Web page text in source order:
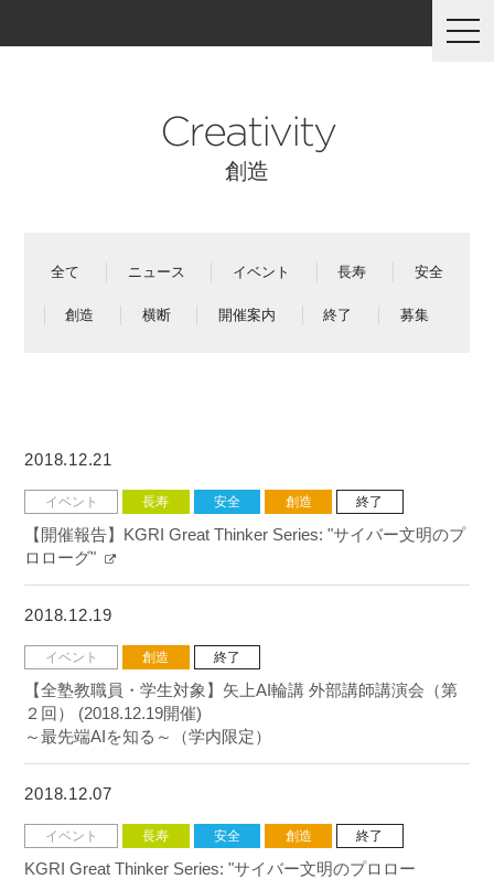
Creativity
創造
全て ニュース イベント 長寿 安全
創造 横断 開催案内 終了 募集
2018.12.21
イベント 長寿 安全 創造 終了
【開催報告】KGRI Great Thinker Series: "サイバー文明のプ
ロローグ"
2018.12.19
イベント 創造 終了
【全塾教職員・学生対象】矢上AI輪講 外部講師講演会（第
２回） (2018.12.19開催)
～最先端AIを知る～（学内限定）
2018.12.07
イベント 長寿 安全 創造 終了
KGRI Great Thinker Series: "サイバー文明のプロロー